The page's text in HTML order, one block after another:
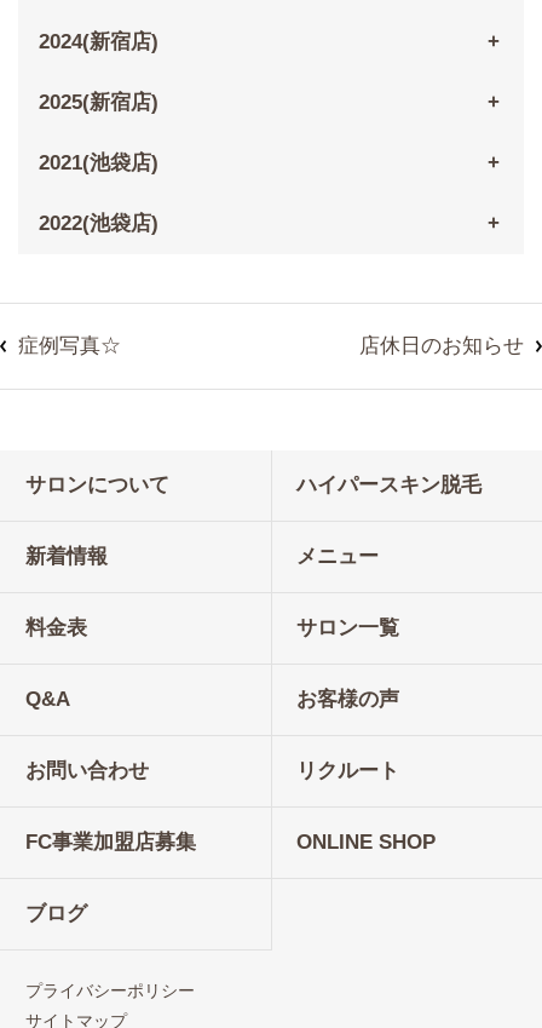
2024(新宿店)
2025(新宿店)
2021(池袋店)
2022(池袋店)
症例写真☆ 店休日のお知らせ
サロンについて ハイパースキン脱毛
新着情報 メニュー
料金表 サロン一覧
Q&A お客様の声
お問い合わせ リクルート
FC事業加盟店募集 ONLINE SHOP
ブログ
プライバシーポリシー
サイトマップ